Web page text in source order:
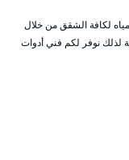
لكافة الشقق من خلال
لذلك نوفر لكم فني أدوات